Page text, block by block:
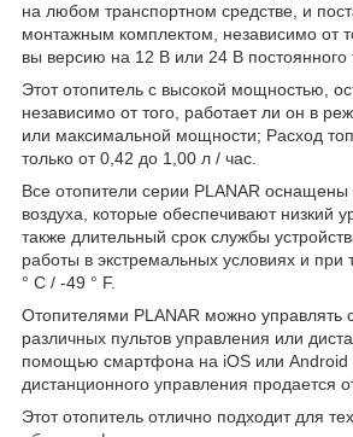
на любом транспортном средстве, и
монтажным комплектом, независимо от
вы версию на 12 В или 24 В постоянного
Этот отопитель с высокой мощностью,
независимо от того, работает ли он в
или максимальной мощности; Расход
только от 0,42 до 1,00 л / час.
Все отопители серии PLANAR оснащены
воздуха, которые обеспечивают низкий
также длительный срок службы
работы в экстремальных условиях и при
° C / -49 ° F.
Отопителями PLANAR можно
различных пультов управления или
помощью смартфона на iOS или
дистанционного управления продается
Этот отопитель отлично подходит для